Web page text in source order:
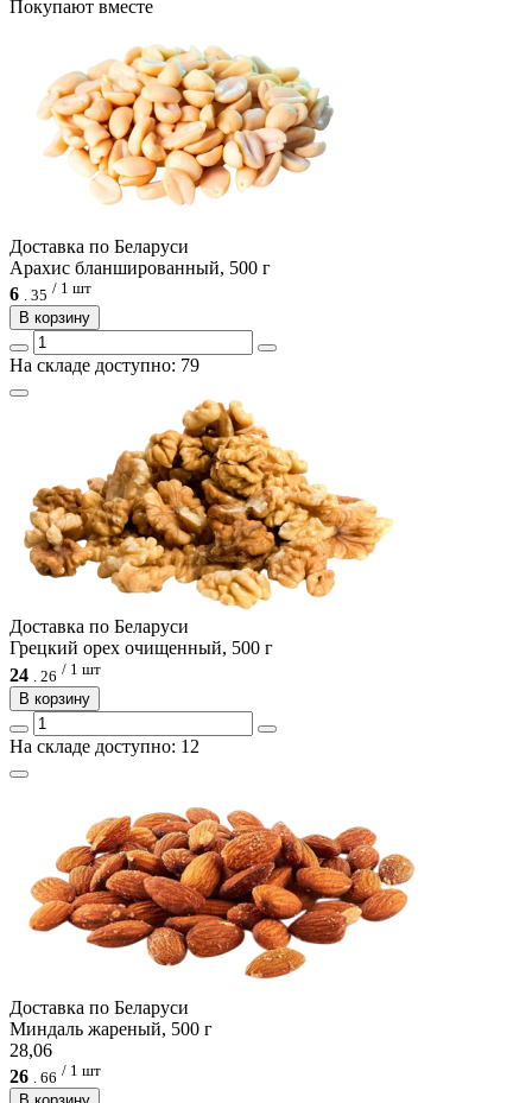
Покупают вместе
Доcтавка по Беларуси
Арахис бланшированный, 500 г
6 . 35 / 1 шт
В корзину
На складе доступно: 79
Доcтавка по Беларуси
Грецкий орех очищенный, 500 г
24
26 / 1 шт
В корзину
На складе доступно: 12
Доcтавка по Беларуси
Миндаль жареный, 500 г
28,06
26 . 66 / 1 шт